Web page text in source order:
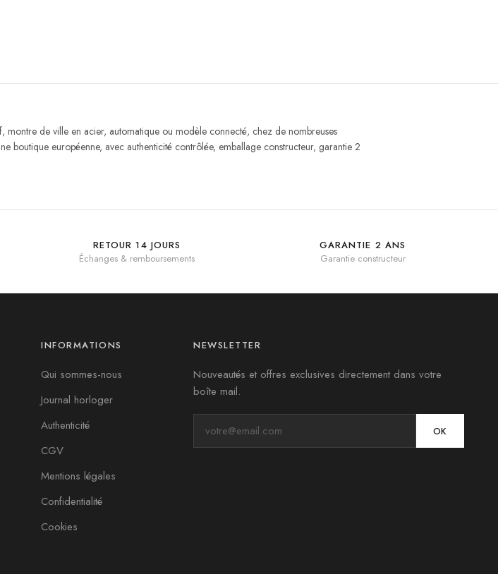
de ville en acier, automatique ou modèle connecté, chez de nombreuses
boutique européenne, avec authenticité contrôlée, emballage constructeur, garantie 2
RETOUR 14 JOURS
Échanges & remboursements
GARANTIE 2 ANS
Garantie constructeur
INFORMATIONS
Qui sommes-nous
Journal horloger
Authenticité
CGV
Mentions légales
Confidentialité
Cookies
NEWSLETTER
Nouveautés et offres exclusives directement dans votre
boîte mail.
OK